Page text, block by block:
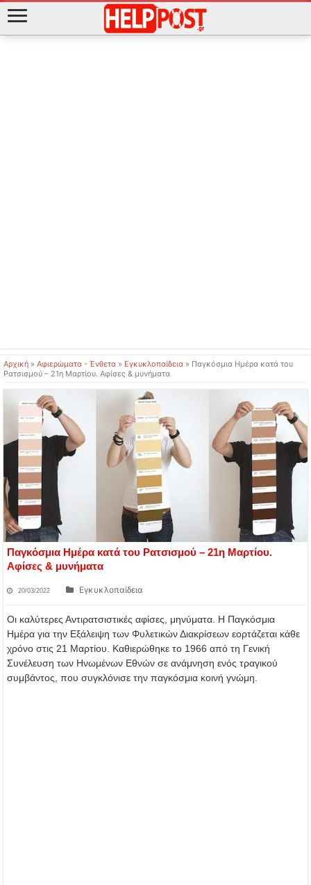
Αρχική » Αφιερώματα - Ένθετα » Εγκυκλοπαίδεια » Παγκόσμια Ημέρα κατά του
Ρατσισμού – 21η Μαρτίου. Αφίσες & μυνήματα
Παγκόσμια Ημέρα κατά του Ρατσισμού – 21η Μαρτίου.
Αφίσες & μυνήματα
20/03/2022 Εγκυκλοπαίδεια
Οι καλύτερες Αντιρατσιστικές αφίσες, μηνύματα. Η Παγκόσμια
Ημέρα για την Εξάλειψη των Φυλετικών Διακρίσεων εορτάζεται κάθε
χρόνο στις 21 Μαρτίου. Καθιερώθηκε το 1966 από τη Γενική
Συνέλευση των Ηνωμένων Εθνών σε ανάμνηση ενός τραγικού
συμβάντος, που συγκλόνισε την παγκόσμια κοινή γνώμη.